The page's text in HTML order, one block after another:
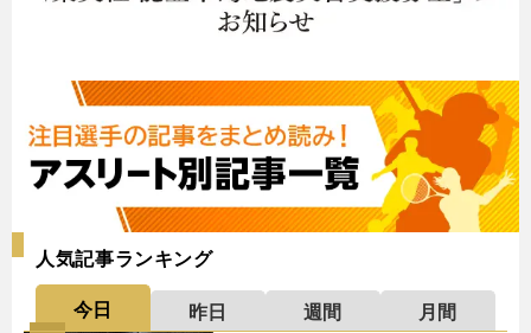
人気記事ランキング
今日 昨日 週間
月間